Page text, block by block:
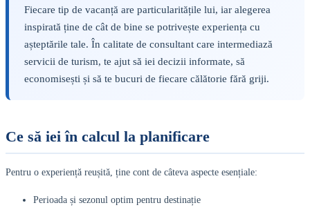
Fiecare tip de vacanță are particularitățile lui, iar alegerea
inspirată ține de cât de bine se potrivește experiența cu
așteptările tale. În calitate de consultant care intermediază
servicii de turism, te ajut să iei decizii informate, să
economisești și să te bucuri de fiecare călătorie fără griji.
Ce să iei în calcul la planificare
Pentru o experiență reușită, ține cont de câteva aspecte esențiale:
Perioada și sezonul optim pentru destinație